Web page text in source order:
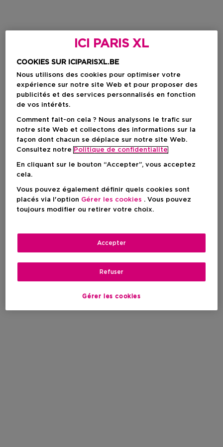
ICI PARIS XL
COOKIES SUR ICIPARISXL.BE
Nous utilisons des cookies pour optimiser votre
expérience sur notre site Web et pour proposer des
publicités et des services personnalisés en fonction
de vos intérêts.
Comment fait-on cela ? Nous analysons le trafic sur
notre site Web et collectons des informations sur la
façon dont chacun se déplace sur notre site Web.
Consultez notre Politique de confidentialite
En cliquant sur le bouton “Accepter”, vous acceptez
cela.
Vous pouvez également définir quels cookies sont
placés via l'option Gérer les cookies . Vous pouvez
toujours modifier ou retirer votre choix.
Gérer les cookies
Refuser
Accepter